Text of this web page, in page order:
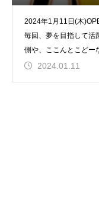
2024年1月11日(木
毎回、夢を目指して活
側や、ここんとこどー
2024.01.11